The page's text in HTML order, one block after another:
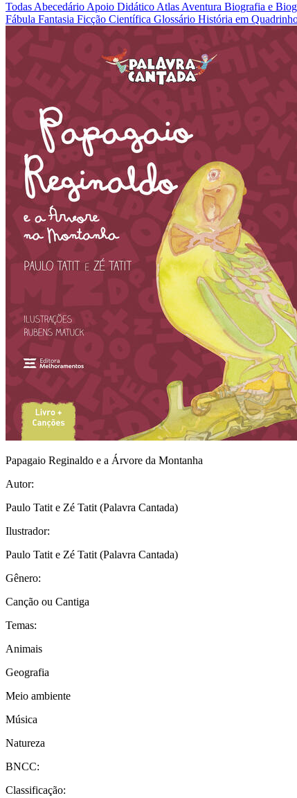
TodasAbecedárioApoio DidáticoAtlasAventura Biografia e
Fábula Fantasia Ficção Científica Glossário História em
Papagaio Reginaldo e a Árvore da Montanha
Autor:
Paulo Tatit e Zé Tatit (Palavra Cantada)
Ilustrador:
Paulo Tatit e Zé Tatit (Palavra Cantada)
Gênero:
Canção ou Cantiga
Temas:
Animais
Geografia
Meio ambiente
Música
Natureza
BNCC:
Classificação: